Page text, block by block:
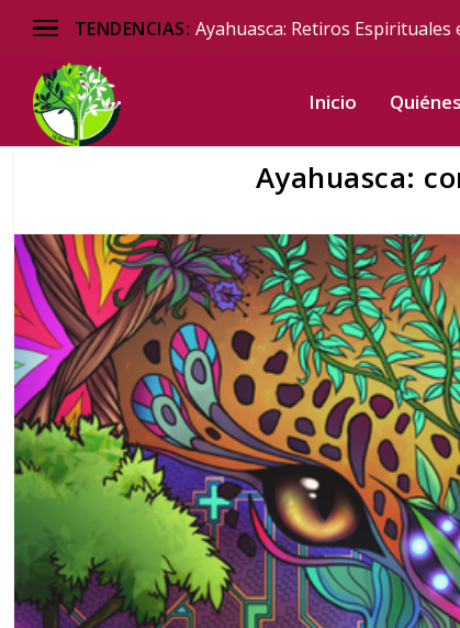
TENDENCIAS: Ayahuasca: Retiros Espirituales
Inicio
Ayahuasca: